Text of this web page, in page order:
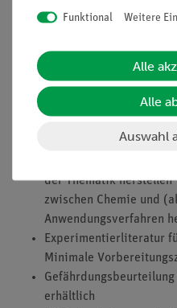
wichtige Bedeutung dieser
Vorteile
Versuches; durch die
der Thematik herstellen
zwischen Chemie und
Anwendungsverfahren
Experimentierliteratur
Minimale
erhältlich
Funktional Weitere
Alle
Alle
Auswahl